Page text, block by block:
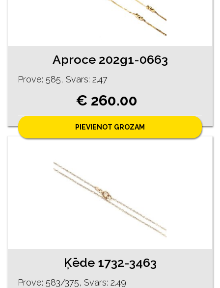
Aproce 202g1-0663
Prove: 585, Svars: 2.47
€ 260.00
PIEVIENOT GROZAM
Ķēde 1732-3463
Prove: 583/375, Svars: 2.49